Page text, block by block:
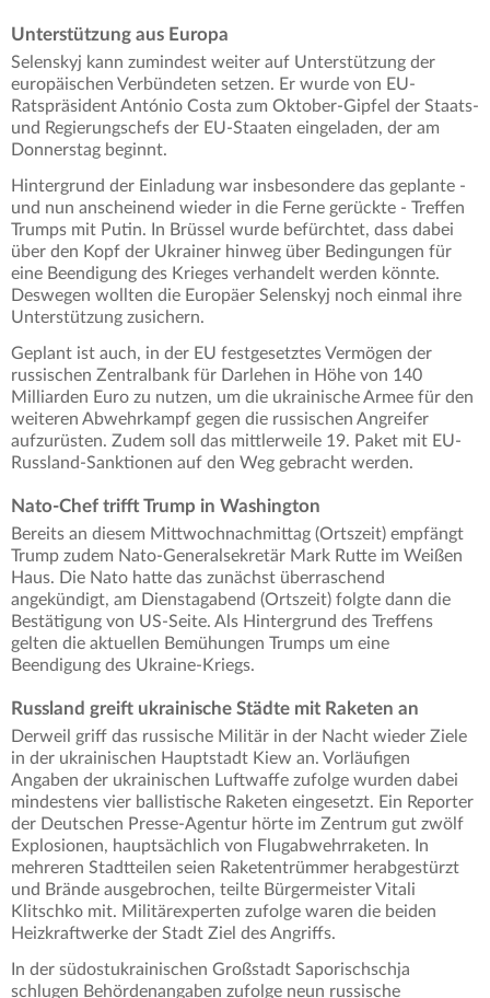
Unterstützung aus Europa
Selenskyj kann zumindest weiter auf Unterstützung der
europäischen Verbündeten setzen. Er wurde von EU-
Ratspräsident António Costa zum Oktober-Gipfel der Staats-
und Regierungschefs der EU-Staaten eingeladen, der am
Donnerstag beginnt.
Hintergrund der Einladung war insbesondere das geplante -
und nun anscheinend wieder in die Ferne gerückte - Treffen
Trumps mit Putin. In Brüssel wurde befürchtet, dass dabei
über den Kopf der Ukrainer hinweg über Bedingungen für
eine Beendigung des Krieges verhandelt werden könnte.
Deswegen wollten die Europäer Selenskyj noch einmal ihre
Unterstützung zusichern.
Geplant ist auch, in der EU festgesetztes Vermögen der
russischen Zentralbank für Darlehen in Höhe von 140
Milliarden Euro zu nutzen, um die ukrainische Armee für den
weiteren Abwehrkampf gegen die russischen Angreifer
aufzurüsten. Zudem soll das mittlerweile 19. Paket mit EU-
Russland-Sanktionen auf den Weg gebracht werden.
Nato-Chef trifft Trump in Washington
Bereits an diesem Mittwochnachmittag (Ortszeit) empfängt
Trump zudem Nato-Generalsekretär Mark Rutte im Weißen
Haus. Die Nato hatte das zunächst überraschend
angekündigt, am Dienstagabend (Ortszeit) folgte dann die
Bestätigung von US-Seite. Als Hintergrund des Treffens
gelten die aktuellen Bemühungen Trumps um eine
Beendigung des Ukraine-Kriegs.
Russland greift ukrainische Städte mit Raketen an
Derweil griff das russische Militär in der Nacht wieder Ziele
in der ukrainischen Hauptstadt Kiew an. Vorläufigen
Angaben der ukrainischen Luftwaffe zufolge wurden dabei
mindestens vier ballistische Raketen eingesetzt. Ein Reporter
der Deutschen Presse-Agentur hörte im Zentrum gut zwölf
Explosionen, hauptsächlich von Flugabwehrraketen. In
mehreren Stadtteilen seien Raketentrümmer herabgestürzt
und Brände ausgebrochen, teilte Bürgermeister Vitali
Klitschko mit. Militärexperten zufolge waren die beiden
Heizkraftwerke der Stadt Ziel des Angriffs.
In der südostukrainischen Großstadt Saporischschja
schlugen Behördenangaben zufolge neun russische